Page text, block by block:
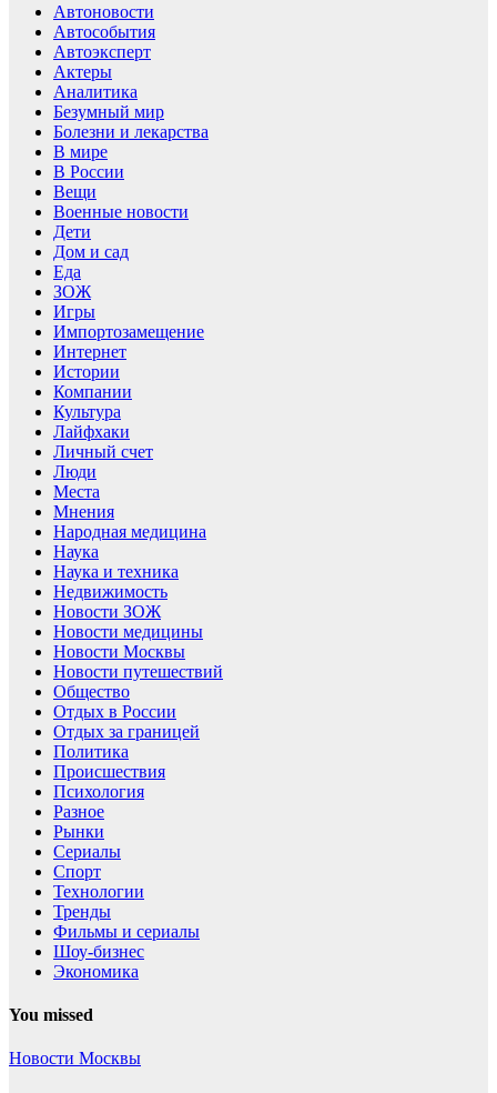
Автоновости
Автособытия
Автоэксперт
Актеры
Аналитика
Безумный мир
Болезни и лекарства
В мире
В России
Вещи
Военные новости
Дети
Дом и сад
Еда
ЗОЖ
Игры
Импортозамещение
Интернет
Истории
Компании
Культура
Лайфхаки
Личный счет
Люди
Места
Мнения
Народная медицина
Наука
Наука и техника
Недвижимость
Новости ЗОЖ
Новости медицины
Новости Москвы
Новости путешествий
Общество
Отдых в России
Отдых за границей
Политика
Происшествия
Психология
Разное
Рынки
Сериалы
Спорт
Технологии
Тренды
Фильмы и сериалы
Шоу-бизнес
Экономика
You missed
Новости Москвы